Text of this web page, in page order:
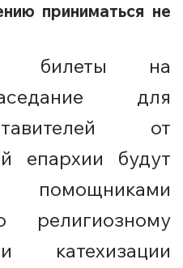
приниматься не
билеты на
для
от
епархии будут
религиозному
катехизации